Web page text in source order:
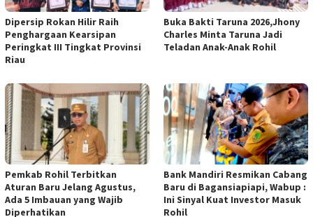
Dipersip Rokan Hilir Raih
Penghargaan Kearsipan
Peringkat III Tingkat Provinsi
Riau
Buka Bakti Taruna 2026,Jhony
Charles Minta Taruna Jadi
Teladan Anak-Anak Rohil
Pemkab Rohil Terbitkan
Aturan Baru Jelang Agustus,
Ada 5 Imbauan yang Wajib
Diperhatikan
Bank Mandiri Resmikan Cabang
Baru di Bagansiapiapi, Wabup :
Ini Sinyal Kuat Investor Masuk
Rohil